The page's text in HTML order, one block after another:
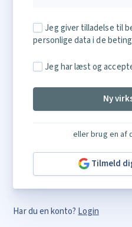
Jeg giver tilladelse til
personlige data i de
Jeg har læst og
Ny
eller brug en af
Tilmeld
Har du en konto? Login